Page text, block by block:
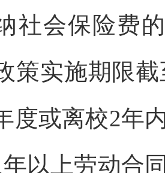
社会保险费
策实施期限
度或离校2年
以上劳动合